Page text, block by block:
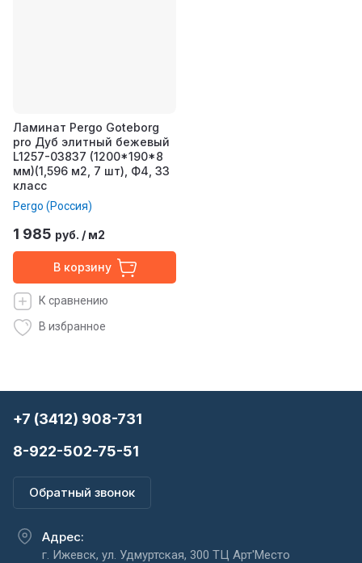
Ламинат Pergo Goteborg
pro Дуб элитный бежевый
L1257-03837 (1200*190*8
мм)(1,596 м2, 7 шт), Ф4, 33
класс
Pergo (Россия)
1 985 руб. / м2
В корзину
К сравнению
В избранное
+7 (3412) 908-731
8-922-502-75-51
Обратный звонок
Адрес:
г. Ижевск, ул. Удмуртская, 300 ТЦ Арт'Место